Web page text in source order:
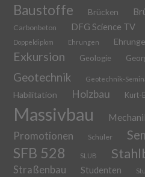
Baustoffe Brücken
Carbonbeton DFG Science TV
Doppeldiplom Ehrungen
Exkursion Geologie
Geotechnik Geotechnik-
Habilitation Holzbau Kurt-
Massivbau
Promotionen Schüler
SFB 528 SLUB
Straßenbau Studenten